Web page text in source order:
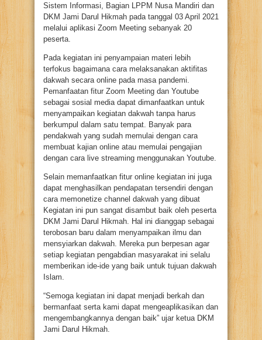
Sistem Informasi, Bagian LPPM Nusa Mandiri dan
DKM Jami Darul Hikmah pada tanggal 03 April 2021
melalui aplikasi Zoom Meeting sebanyak 20
peserta.
Pada kegiatan ini penyampaian materi lebih
terfokus bagaimana cara melaksanakan aktifitas
dakwah secara online pada masa pandemi.
Pemanfaatan fitur Zoom Meeting dan Youtube
sebagai sosial media dapat dimanfaatkan untuk
menyampaikan kegiatan dakwah tanpa harus
berkumpul dalam satu tempat. Banyak para
pendakwah yang sudah memulai dengan cara
membuat kajian online atau memulai pengajian
dengan cara live streaming menggunakan Youtube.
Selain memanfaatkan fitur online kegiatan ini juga
dapat menghasilkan pendapatan tersendiri dengan
cara memonetize channel dakwah yang dibuat
Kegiatan ini pun sangat disambut baik oleh peserta
DKM Jami Darul Hikmah. Hal ini dianggap sebagai
terobosan baru dalam menyampaikan ilmu dan
mensyiarkan dakwah. Mereka pun berpesan agar
setiap kegiatan pengabdian masyarakat ini selalu
memberikan ide-ide yang baik untuk tujuan dakwah
Islam.
“Semoga kegiatan ini dapat menjadi berkah dan
bermanfaat serta kami dapat mengeaplikasikan dan
mengembangkannya dengan baik” ujar ketua DKM
Jami Darul Hikmah.